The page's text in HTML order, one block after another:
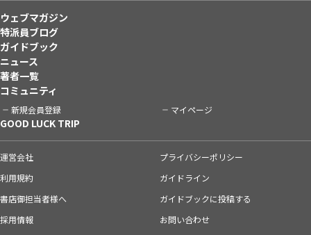
ウェブマガジン
特派員ブログ
ガイドブック
ニュース
著者一覧
コミュニティ
新規会員登録 マイページ
GOOD LUCK TRIP
運営会社
プライバシーポリシー
利用規約
ガイドライン
書店御担当者様へ
ガイドブックに投稿する
採用情報
お問い合わせ